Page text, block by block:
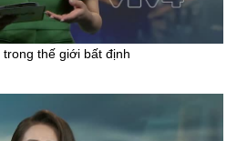
thế giới bất định